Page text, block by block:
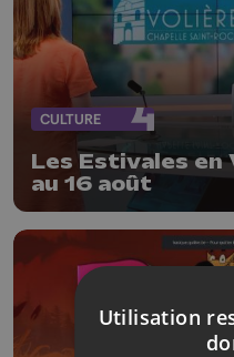
CULTURE
Les Estivales en
au 16 août
Utilisation